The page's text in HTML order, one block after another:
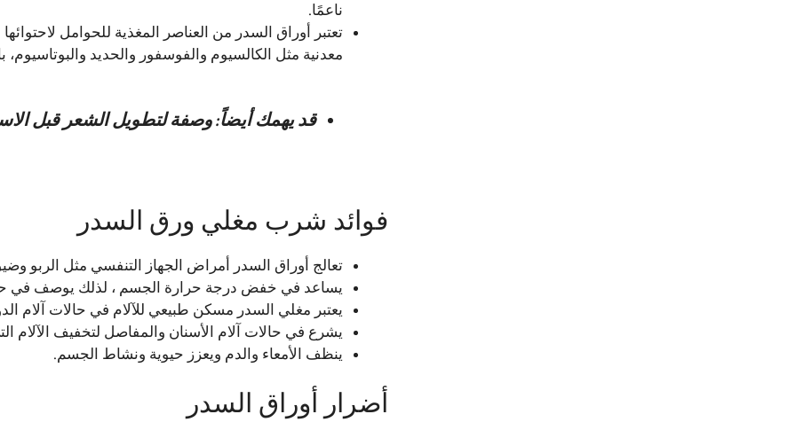
ناعمًا.
تعتبر أوراق السدر من العناصر المغذية للحوامل
معدنية مثل الكالسيوم والفوسفور والحديد
قد يهمك أيضاً:وصفة لتطويل الشعر قبل
فوائد شرب مغلي ورق السدر
تعالج أوراق السدر أمراض الجهاز التنفسي مثل الربو
يساعد في خفض درجة حرارة الجسم ، لذلك يوصف في
يعتبر مغلي السدر مسكن طبيعي للآلام في حالات آلام
يشرع في حالات آلام الأسنان والمفاصل لتخفيف الآلام
ينظف الأمعاء والدم ويعزز حيوية ونشاط الجسم.
أضرار أوراق السدر